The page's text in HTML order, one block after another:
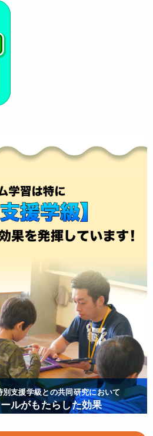
支援学級との共同研究において
ルがもたらした効果